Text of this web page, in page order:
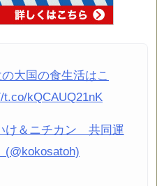
大国の食生活はこ
kQCAUQ21nK
け＆ニチカン 共同運
(@kokosatoh)